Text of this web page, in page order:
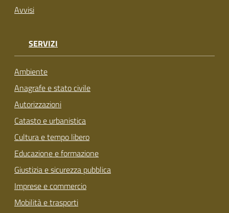
Avvisi
SERVIZI
Ambiente
Anagrafe e stato civile
Autorizzazioni
Catasto e urbanistica
Cultura e tempo libero
Educazione e formazione
Giustizia e sicurezza pubblica
Imprese e commercio
Mobilità e trasporti